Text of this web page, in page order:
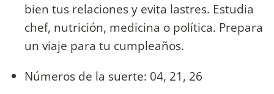
bien tus relaciones y evita lastres. Estudia
chef, nutrición, medicina o política. Prepara
un viaje para tu cumpleaños.
Números de la suerte: 04, 21, 26